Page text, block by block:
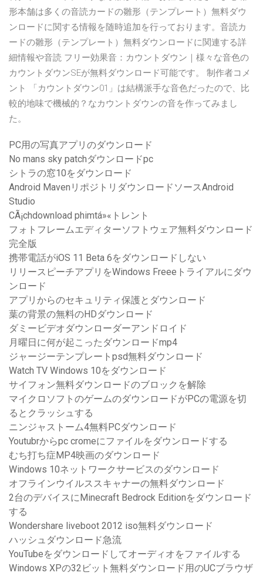
形本舗は多くの音読カードの雛形（テンプレート）無料ダウ
ンロードに関する情報を随時追加を行っております。音読カ
ードの雛形（テンプレート）無料ダウンロードに関連する詳
細情報や音読 フリー効果音：カウントダウン｜様々な音色の
カウントダウンSEが無料ダウンロード可能です。 制作者コメ
ント 「カウントダウン01」は結構派手な音色だったので、比
較的地味で機械的？なカウントダウンの音を作ってみまし
た。
PC用の写真アプリのダウンロード
No mans sky patchダウンロードpc
シトラの窓10をダウンロード
Android MavenリポジトリダウンロードソースAndroid
Studio
CÃ¡chdownload phimtá»«トレント
フォトフレームエディターソフトウェア無料ダウンロード
完全版
携帯電話がiOS 11 Beta 6をダウンロードしない
リリースピーチアプリをWindows Freeeトライアルにダウ
ンロード
アプリからのセキュリティ保護とダウンロード
葉の背景の無料のHDダウンロード
ダミービデオダウンローダーアンドロイド
月曜日に何が起こったダウンロードmp4
ジャージーテンプレートpsd無料ダウンロード
Watch TV Windows 10をダウンロード
サイフォン無料ダウンロードのブロックを解除
マイクロソフトのゲームのダウンロードがPCの電源を切
るとクラッシュする
ニンジャストーム4無料PCダウンロード
Youtubrからpc cromeにファイルをダウンロードする
むち打ち症MP4映画のダウンロード
Windows 10ネットワークサービスのダウンロード
オフラインウイルススキャナーの無料ダウンロード
2台のデバイスにMinecraft Bedrock Editionをダウンロード
する
Wondershare liveboot 2012 iso無料ダウンロード
ハッシュダウンロード急流
YouTubeをダウンロードしてオーディオをファイルする
Windows XPの32ビット無料ダウンロード用のUCブラウザ